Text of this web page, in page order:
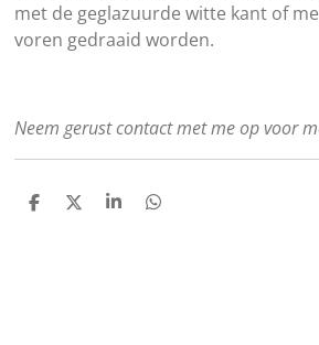
met de geglazuurde witte kant of
voren gedraaid worden.
Neem gerust contact met me op voor
D
D
S
D